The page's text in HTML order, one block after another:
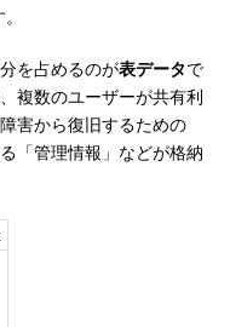
を占めるのが表データで
複数のユーザーが共有利
害から復旧するための
「管理情報」などが格納